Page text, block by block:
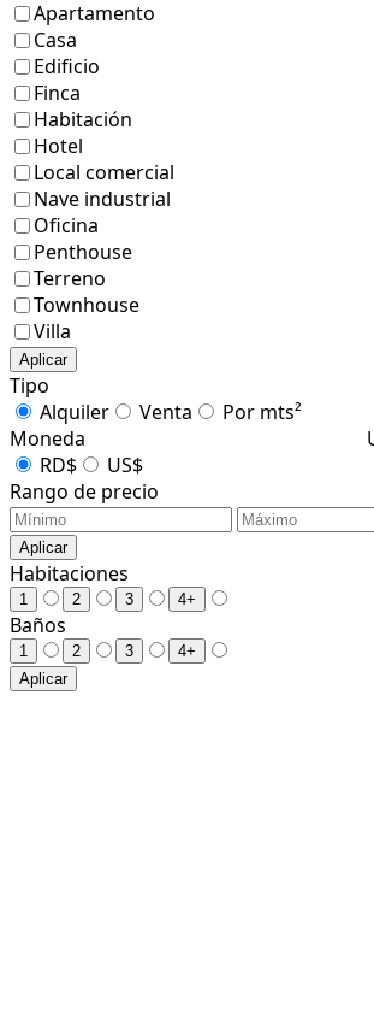
Apartamento
Casa
Edificio
Finca
Habitación
Hotel
Local comercial
Nave industrial
Oficina
Penthouse
Terreno
Townhouse
Villa
Aplicar
Tipo
Alquiler
Venta
Por mts²
Moneda
RD$
US$
Rango de precio
Aplicar
Habitaciones
1 2 3 4+
Baños
1 2 3
4+
Aplicar